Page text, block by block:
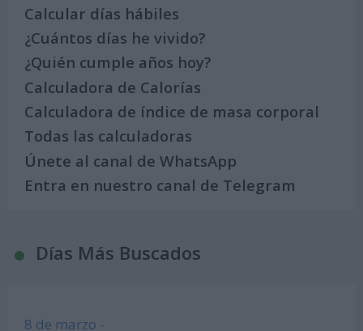
Calcular días hábiles
¿Cuántos días he vivido?
¿Quién cumple años hoy?
Calculadora de Calorías
Calculadora de índice de masa corporal
Todas las calculadoras
Únete al canal de WhatsApp
Entra en nuestro canal de Telegram
Días Más Buscados
8 de marzo -